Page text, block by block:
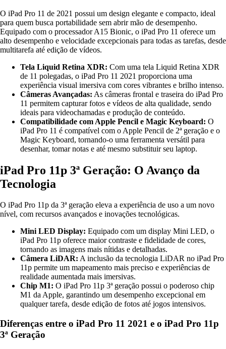
O iPad Pro 11 de 2021 possui um design elegante e compacto, ideal
para quem busca portabilidade sem abrir mão de desempenho.
Equipado com o processador A15 Bionic, o iPad Pro 11 oferece um
alto desempenho e velocidade excepcionais para todas as tarefas, desde
multitarefa até edição de vídeos.
Tela Liquid Retina XDR: Com uma tela Liquid Retina XDR
de 11 polegadas, o iPad Pro 11 2021 proporciona uma
experiência visual imersiva com cores vibrantes e brilho intenso.
Câmeras Avançadas: As câmeras frontal e traseira do iPad Pro
11 permitem capturar fotos e vídeos de alta qualidade, sendo
ideais para videochamadas e produção de conteúdo.
Compatibilidade com Apple Pencil e Magic Keyboard: O
iPad Pro 11 é compatível com o Apple Pencil de 2ª geração e o
Magic Keyboard, tornando-o uma ferramenta versátil para
desenhar, tomar notas e até mesmo substituir seu laptop.
iPad Pro 11p 3ª Geração: O Avanço da
Tecnologia
O iPad Pro 11p da 3ª geração eleva a experiência de uso a um novo
nível, com recursos avançados e inovações tecnológicas.
Mini LED Display: Equipado com um display Mini LED, o
iPad Pro 11p oferece maior contraste e fidelidade de cores,
tornando as imagens mais nítidas e detalhadas.
Câmera LiDAR: A inclusão da tecnologia LiDAR no iPad Pro
11p permite um mapeamento mais preciso e experiências de
realidade aumentada mais imersivas.
Chip M1: O iPad Pro 11p 3ª geração possui o poderoso chip
M1 da Apple, garantindo um desempenho excepcional em
qualquer tarefa, desde edição de fotos até jogos intensivos.
Diferenças entre o iPad Pro 11 2021 e o iPad Pro 11p
3ª Geração